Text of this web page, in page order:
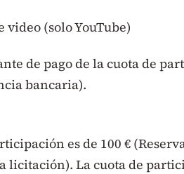
video (solo YouTube)
de pago de la cuota de
bancaria).
es de 100 €
licitación). La cuota de